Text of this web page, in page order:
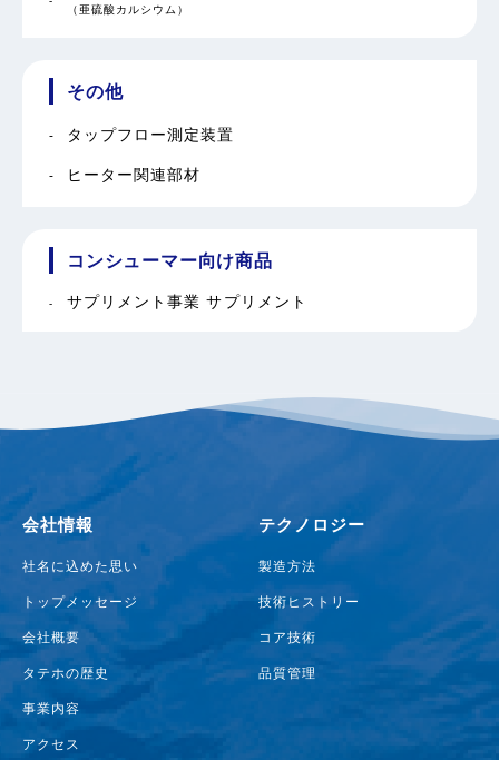
（亜硫酸カルシウム）
その他
タップフロー測定装置
ヒーター関連部材
コンシューマー向け商品
サプリメント事業 サプリメント
会社情報
社名に込めた思い
トップメッセージ
会社概要
タテホの歴史
事業内容
アクセス
テクノロジー
製造方法
技術ヒストリー
コア技術
品質管理